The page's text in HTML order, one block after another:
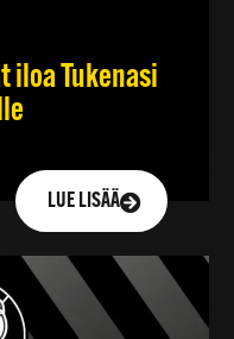
iloa Tukenasi
LUE LISÄÄ